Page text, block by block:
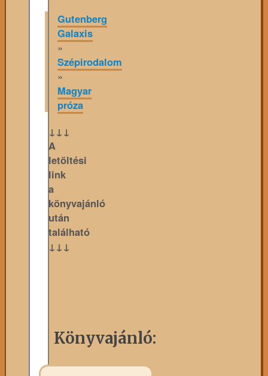
Gutenberg
Galaxis
»
Szépirodalom
»
Magyar
próza
↓↓↓
A
letöltési
link
a
könyvajánló
után
található
↓↓↓
Könyvajánló: